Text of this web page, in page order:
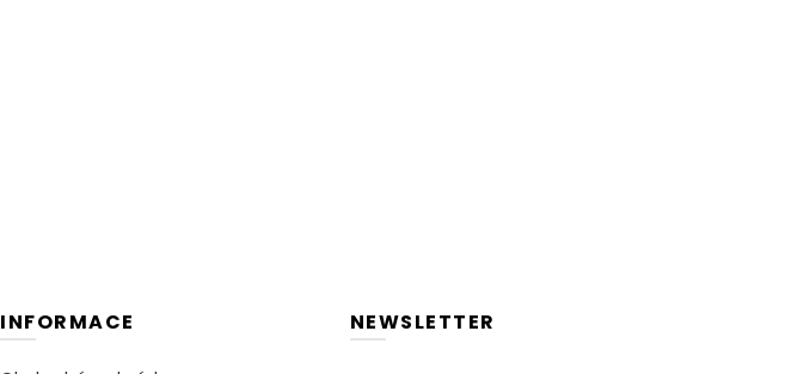
INFORMACE NEWSLETTER